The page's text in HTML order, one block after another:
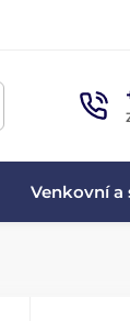
Venkovní